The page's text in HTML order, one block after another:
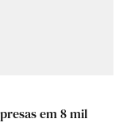
em 8 mil